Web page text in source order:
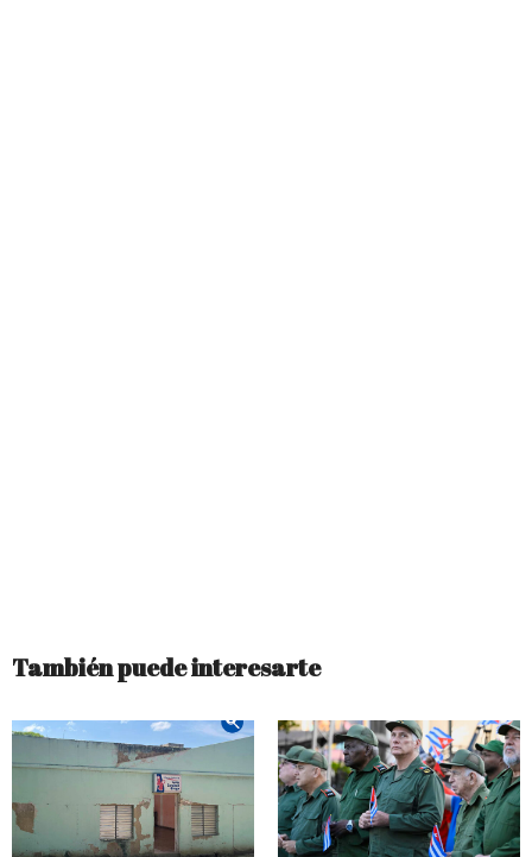
También puede interesarte